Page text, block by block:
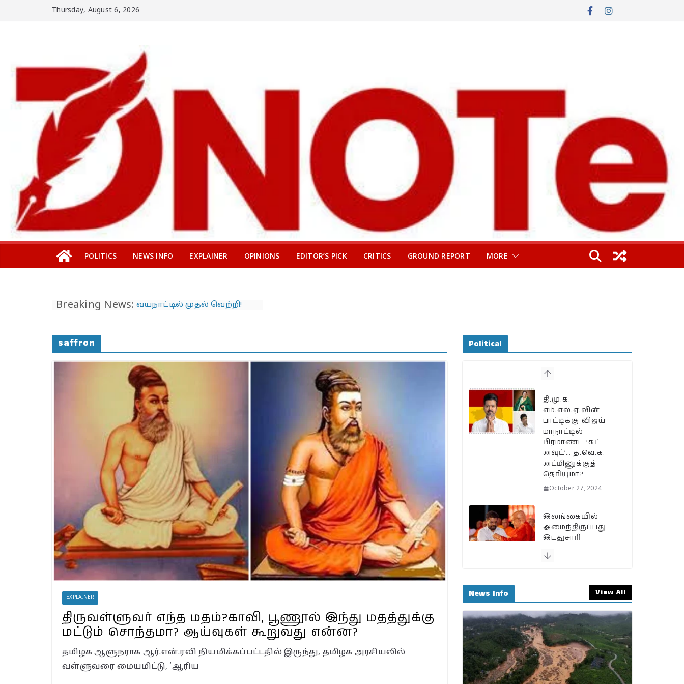
Thursday, August 6, 2026
POLITICS NEWS INFO EXPLAINER OPINIONS EDITOR’S PICK CRITICS GROUND REPORT MORE
Breaking News: தி.மு.க. – எம்.எல்.ஏ.வின்
இலங்கையில்
அமைந்திருப்பது இடதுசாரி
ஆட்சியா… தமிழர்களால்
கொண்டாட முடியுமா?
பேரழிவின் வடுவாக வயநாடு:
40 ஆண்டுகள் கடந்து அதே
இடத்தில் நிலச்சரிவு!
வயநாடு நிலச்சரிவுக்கு
இதுதான் காரணமா…
நீலகிரியில் Debris Flow
Landslide ஏற்பட வாய்ப்பா?
வயநாட்டில் முதல் வெற்றி!
தென்னிந்தியாவின்
முகமாகிறாரா பிரியங்கா?
காங்கிரஸ் வியூகம் என்ன?
saffron
EXPLAINER
திருவள்ளுவர் எந்த மதம்?காவி, பூணூல் இந்து மதத்துக்கு
மட்டும் சொந்தமா? ஆய்வுகள் கூறுவது என்ன?
தமிழக ஆளுநராக ஆர்.என்.ரவி நியமிக்கப்பட்டதில் இருந்து, தமிழக அரசியலில்
வள்ளுவரை மையமிட்டு, ‘ஆரிய
Political
தி.மு.க. –
எம்.எல்.ஏ.வின்
பாட்டிக்கு விஜய்
மாநாட்டில்
பிரமாண்ட ’கட்
அவுட்’… த.வெ.க.
அட்மினுக்குத்
தெரியுமா?
October 27, 2024
இலங்கையில்
அமைந்திருப்பது
இடதுசாரி
தமிழர்களால்
September 25, 2024
பேரழிவின் வடுவாக
வயநாடு: 40
ஆண்டுகள் கடந்து
அதே இடத்தில்
நிலச்சரிவு!
August 1, 2024
News Info View All